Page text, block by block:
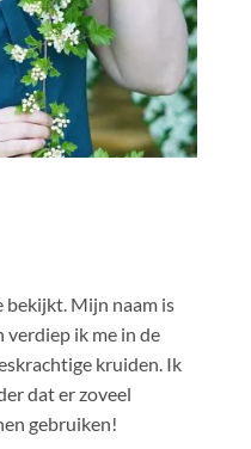
bekijkt. Mijn naam is
verdiep ik me in de
kruiden. Ik
dat er zoveel
gebruiken!